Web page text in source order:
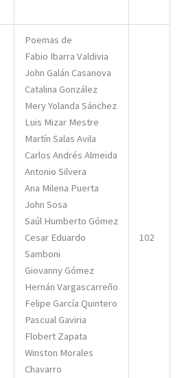
Poemas de
Fabio Ibarra Valdivia
John Galán Casanova
Catalina González
Mery Yolanda Sánchez
Luis Mizar Mestre
Martín Salas Avila
Carlos Andrés Almeida
Antonio Silvera
Ana Milena Puerta
John Sosa
Saúl Humberto Gómez
Cesar Eduardo
Samboni
Giovanny Gómez
Hernán Vargascarreño
Felipe García Quintero
Pascual Gaviria
Flobert Zapata
Winston Morales
Chavarro
102